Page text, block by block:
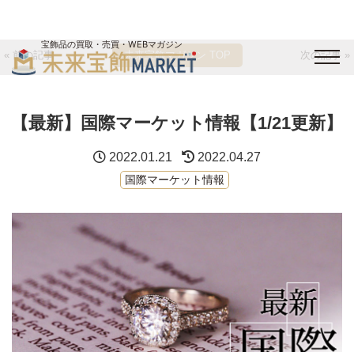
宝飾品の買取・売買・WEBマガジン
未来宝飾マガジン
運営会社
« 前の記事 未来宝飾マガジン TOP 次の記事 »
【最新】国際マーケット情報【1/21更新】
2022.01.21 2022.04.27
国際マーケット情報